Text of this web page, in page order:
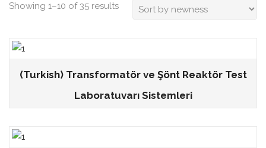
Showing 1–10 of 35 results
(Turkish) Transformatör ve Şönt Reaktör Test
Laboratuvarı Sistemleri